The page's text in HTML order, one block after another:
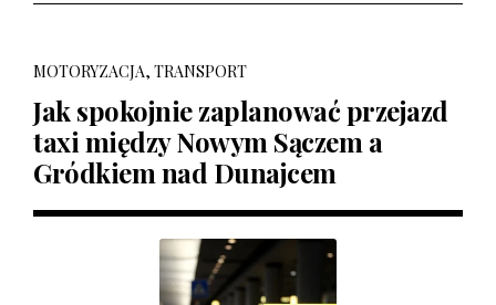
MOTORYZACJA, TRANSPORT
Jak spokojnie zaplanować przejazd
taxi między Nowym Sączem a
Gródkiem nad Dunajcem